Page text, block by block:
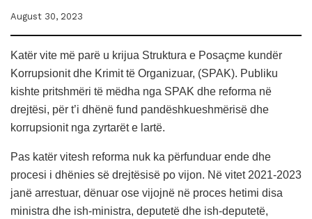
August 30, 2023
Katër vite më parë u krijua Struktura e Posaçme kundër
Korrupsionit dhe Krimit të Organizuar, (SPAK). Publiku
kishte pritshmëri të mëdha nga SPAK dhe reforma në
drejtësi, për t’i dhënë fund pandëshkueshmërisë dhe
korrupsionit nga zyrtarët e lartë.
Pas katër vitesh reforma nuk ka përfunduar ende dhe
procesi i dhënies së drejtësisë po vijon. Në vitet 2021-2023
janë arrestuar, dënuar ose vijojnë në proces hetimi disa
ministra dhe ish-ministra, deputetë dhe ish-deputetë,